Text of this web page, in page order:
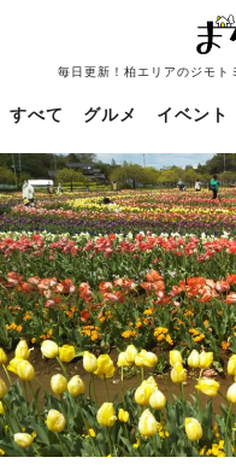
毎日更新！柏エリアのジモト
すべて グルメ イベント